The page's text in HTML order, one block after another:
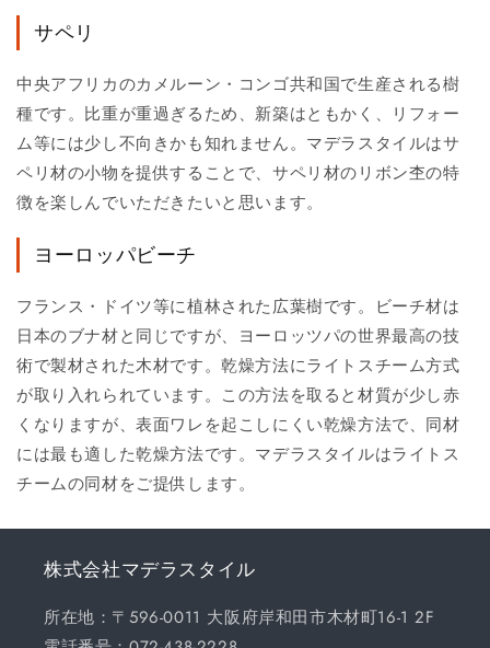
サペリ
中央アフリカのカメルーン・コンゴ共和国で生産される樹
種です。比重が重過ぎるため、新築はともかく、リフォー
ム等には少し不向きかも知れません。マデラスタイルはサ
ペリ材の小物を提供することで、サペリ材のリボン杢の特
徴を楽しんでいただきたいと思います。
ヨーロッパビーチ
フランス・ドイツ等に植林された広葉樹です。ビーチ材は
日本のブナ材と同じですが、ヨーロッツパの世界最高の技
術で製材された木材です。乾燥方法にライトスチーム方式
が取り入れられています。この方法を取ると材質が少し赤
くなりますが、表面ワレを起こしにくい乾燥方法で、同材
には最も適した乾燥方法です。マデラスタイルはライトス
チームの同材をご提供します。
株式会社マデラスタイル
所在地：〒596-0011 大阪府岸和田市木材町16-1 2F